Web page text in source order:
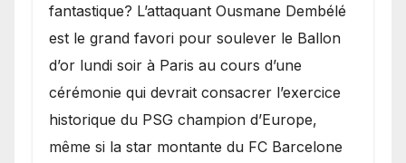
fantastique? L’attaquant Ousmane Dembélé
est le grand favori pour soulever le Ballon
d’or lundi soir à Paris au cours d’une
cérémonie qui devrait consacrer l’exercice
historique du PSG champion d’Europe,
même si la star montante du FC Barcelone